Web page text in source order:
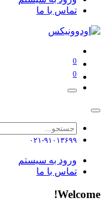
تماس با ما
0
0
۰۲۱-۹۱۰۱۳۶۹۹
ورود به سیستم
تماس با ما
Welcome!